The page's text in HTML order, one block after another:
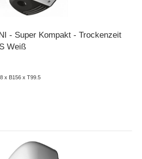
- Super Kompakt - Trockenzeit
Weiß
x B156 x T99.5